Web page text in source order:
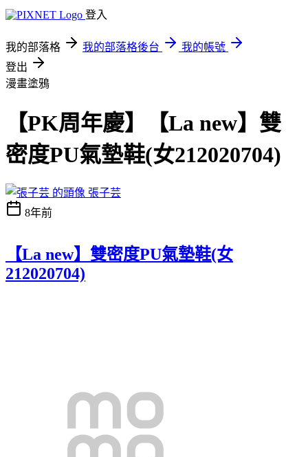
登入
我的部落格 我的部落格後台
我的帳號
登出
漫畫塗鴉
【PK周年慶】【La new】雙
密度PU氣墊鞋(女212020704)
張子芸
8年前
【La new】雙密度PU氣墊鞋(女
212020704)